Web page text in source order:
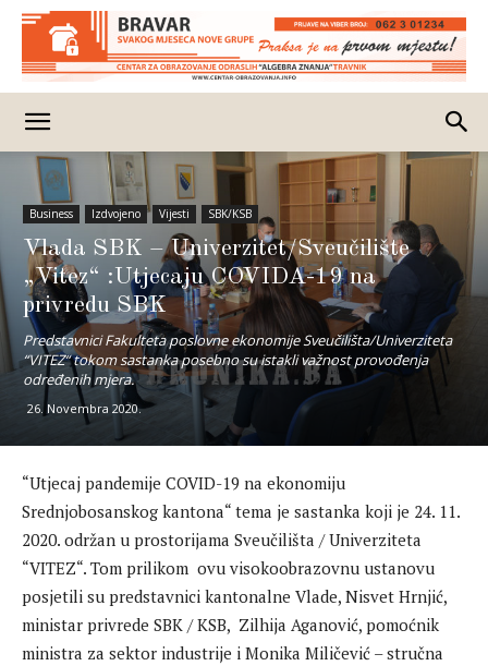
Business Izdvojeno Vijesti SBK/KSB
Vlada SBK – Univerzitet/Sveučilište
„Vitez“ :Utjecaju COVIDA-19 na
privredu SBK
Predstavnici Fakulteta poslovne ekonomije Sveučilišta/Univerziteta
“VITEZ“ tokom sastanka posebno su istakli važnost provođenja
određenih mjera.
26. Novembra 2020.
“Utjecaj pandemije COVID-19 na ekonomiju
Srednjobosanskog kantona“ tema je sastanka koji je 24. 11.
2020. održan u prostorijama Sveučilišta / Univerziteta
“VITEZ“. Tom prilikom ovu visokoobrazovnu ustanovu
posjetili su predstavnici kantonalne Vlade, Nisvet Hrnjić,
ministar privrede SBK / KSB, Zilhija Aganović, pomoćnik
ministra za sektor industrije i Monika Miličević – stručna